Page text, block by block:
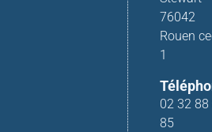
76042
Rouen
1
02 32 88
85